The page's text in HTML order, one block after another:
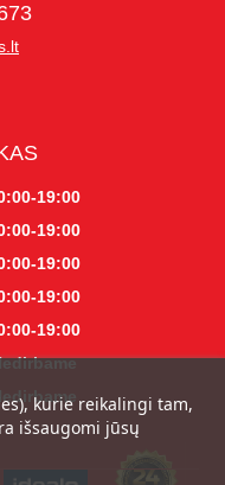
19:00
19:00
19:00
19:00
19:00
kurie reikalingi tam,
išsaugomi jūsų